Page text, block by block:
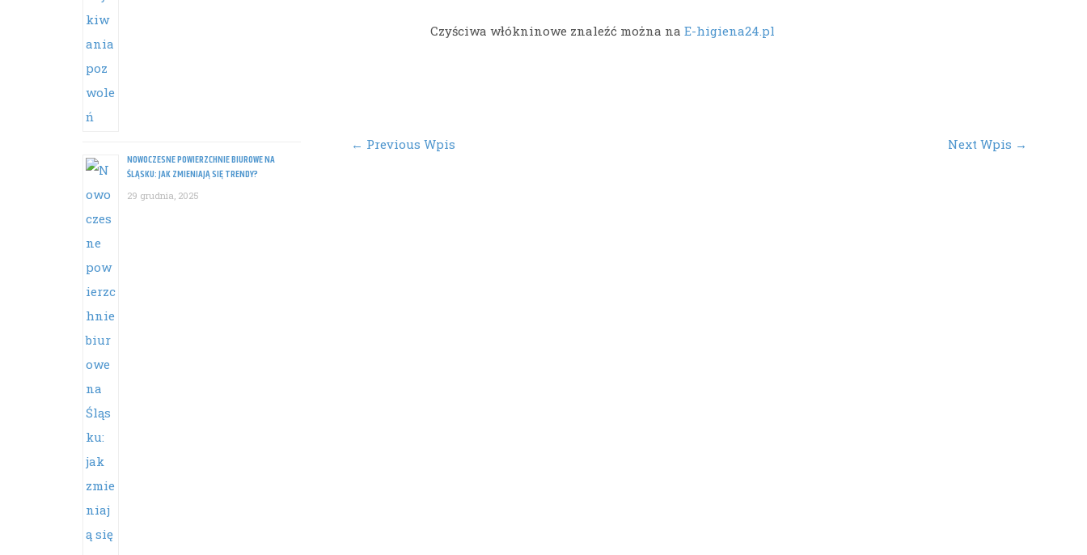
NOWOCZESNE POWIERZCHNIE BIUROWE NA
ŚLĄSKU: JAK ZMIENIAJĄ SIĘ TRENDY?
29 grudnia, 2025
Czyściwa włókninowe znaleźć można naE-higiena24.pl
Post
← Previous Wpis Next Wpis →